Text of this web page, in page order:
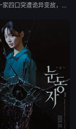
一个普通的一家四口突遭诡异变故，被困在自家房屋中超过 1000 天无法出门。在资源消耗殆尽与未知神秘威胁的双重逼迫下，一家人必须想方设法联手求生，打破这间禁锢生命的困局。